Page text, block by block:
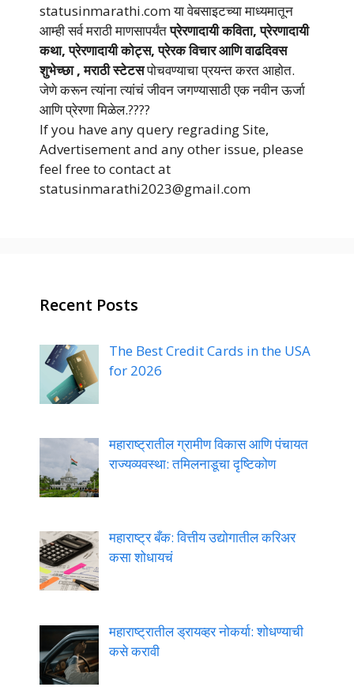
statusinmarathi.com या वेबसाइटच्या माध्यमातून
आम्ही सर्व मराठी माणसापर्यंतप्रेरणादायी कविता, प्रेरणादायी
कथा, प्रेरणादायी कोट्स, प्रेरक विचार आणि वाढदिवस
शुभेच्छा , मराठी स्टेटसपोचवण्याचा प्रयन्त करत आहोत.
जेणे करून त्यांना त्यांचं जीवन जगण्यासाठी एक नवीन ऊर्जा
आणि प्रेरणा मिळेल.????
If you have any query regrading Site,
Advertisement and any other issue, please
feel free to contact at
statusinmarathi2023@gmail.com
Recent Posts
The Best Credit Cards in the USA
for 2026
महाराष्ट्रातील ग्रामीण विकास आणि पंचायत
राज्यव्यवस्था: तमिलनाडूचा दृष्टिकोण
महाराष्ट्र बँक: वित्तीय उद्योगातील करिअर
कसा शोधायचं
महाराष्ट्रातील ड्रायव्हर नोकर्या: शोधण्याची
कसे करावी